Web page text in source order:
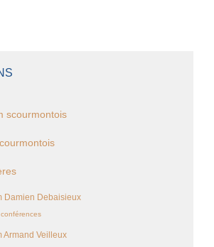
scourmontois
Damien Debaisieux
Armand Veilleux